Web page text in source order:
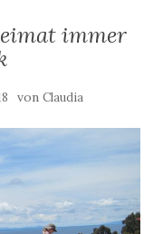
immer
von Claudia